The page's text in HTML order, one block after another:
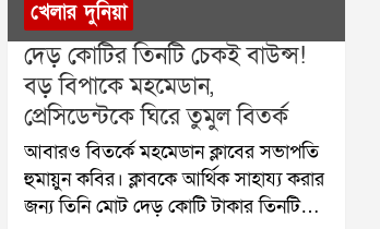
খেলার দুনিয়া
দেড় কোটির তিনটি চেকই বাউন্স!
বড় বিপাকে মহমেডান,
প্রেসিডেন্টকে ঘিরে তুমুল বিতর্ক
আবারও বিতর্কে মহমেডান ক্লাবের সভাপতি
হুমায়ুন কবির। ক্লাবকে আর্থিক সাহায্য করার
জন্য তিনি মোট দেড় কোটি টাকার তিনটি